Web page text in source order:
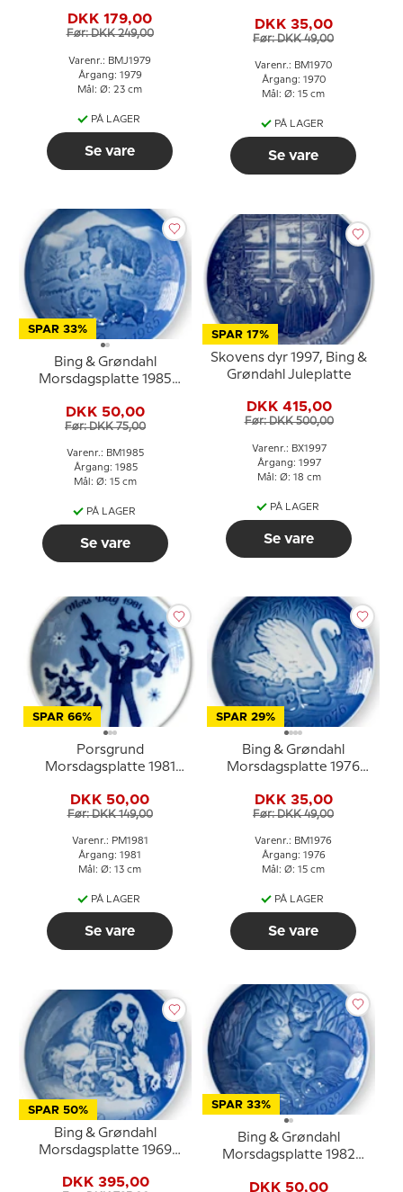
cm
DKK 179,00
Før: DKK 249,00
Varenr.: BMJ1979
Årgang: 1979
Mål: Ø: 23 cm
PÅ LAGER
Se vare
DKK 35,00
Før: DKK 49,00
Varenr.: BM1970
Årgang: 1970
Mål: Ø: 15 cm
PÅ LAGER
Se vare
SPAR 33%
Bing & Grøndahl
Morsdagsplatte 1985
DKK 50,00
Før: DKK 75,00
Varenr.: BM1985
Årgang: 1985
Mål: Ø: 15 cm
PÅ LAGER
Se vare
SPAR 17%
Skovens dyr 1997, Bing &
Grøndahl Juleplatte
DKK 415,00
Før: DKK 500,00
Varenr.: BX1997
Årgang: 1997
Mål: Ø: 18 cm
PÅ LAGER
Se vare
SPAR 66%
Porsgrund
Morsdagsplatte 1981
DKK 50,00
Før: DKK 149,00
Varenr.: PM1981
Årgang: 1981
Mål: Ø: 13 cm
PÅ LAGER
Se vare
SPAR 29%
Bing & Grøndahl
Morsdagsplatte 1976
DKK 35,00
Før: DKK 49,00
Varenr.: BM1976
Årgang: 1976
Mål: Ø: 15 cm
PÅ LAGER
Se vare
SPAR 50%
Bing & Grøndahl
Morsdagsplatte 1969
hvalpe
DKK 395,00
SPAR 33%
Bing & Grøndahl
Morsdagsplatte 1982
DKK 50,00